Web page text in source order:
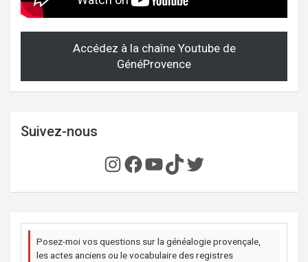
Accédez à la chaîne Youtube de
GénéProvence
Suivez-nous
Instagram
Facebook
YouTube
TikTok
Twitter
Posez-moi vos questions sur la généalogie provençale,
les actes anciens ou le vocabulaire des registres